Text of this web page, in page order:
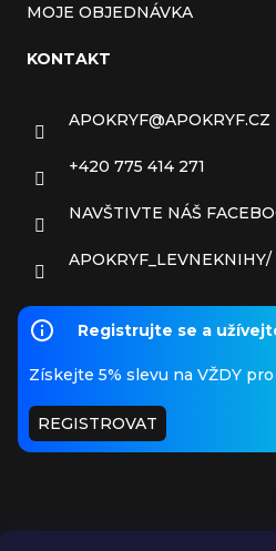
MOJE OBJEDNÁVKA
KONTAKT
APOKRYF@APOKRYF.CZ
+420 775 414 271
NAVŠTIVTE NÁŠ
APOKRYF_LEVNEKNIHY/
Registrujte se a
Získejte 5% slevu na VŽDY
REGISTROVAT